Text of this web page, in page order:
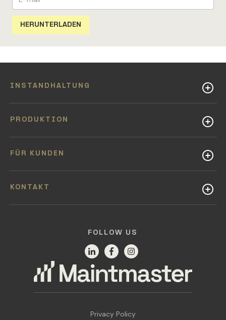
INSTANDHALTUNG
PRODUKTION
FÜR KUNDEN
KONTAKT
FOLLOW US
Privacy Policy